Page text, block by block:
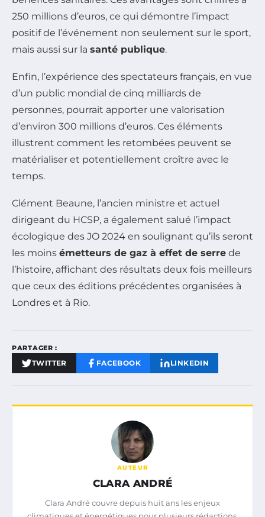
250 millions d’euros, ce qui démontre l’impact
positif de l’événement non seulement sur le sport,
mais aussi sur la santé publique.
Enfin, l’expérience des spectateurs français, en vue
d’un public mondial de cinq milliards de
personnes, pourrait apporter une valorisation
d’environ 300 millions d’euros. Ces éléments
illustrent comment les retombées peuvent se
matérialiser et potentiellement croître avec le
temps.
Clément Beaune, l’ancien ministre et actuel
dirigeant du HCSP, a également salué l’impact
écologique des JO 2024 en soulignant qu’ils seront
les moins émetteurs de gaz à effet de serre de
l’histoire, affichant des résultats deux fois meilleurs
que ceux des éditions précédentes organisées à
Londres et à Rio.
PARTAGER :
TWITTER FACEBOOK LINKEDIN
AUTEUR
CLARA ANDRÉ
Clara André couvre depuis huit ans les enjeux